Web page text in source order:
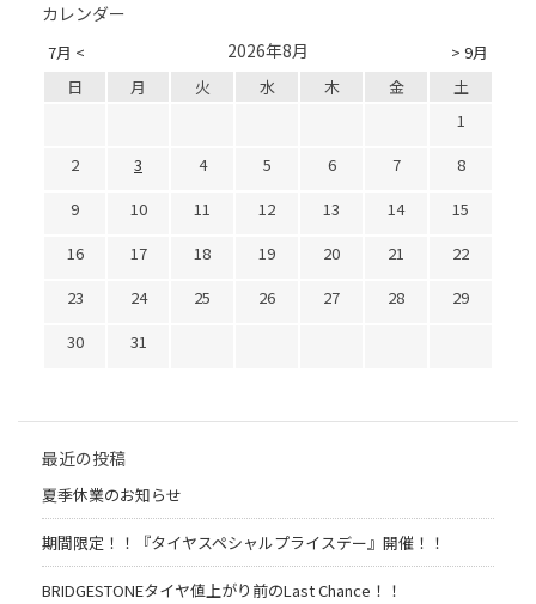
カレンダー
7月 < > 9月
2026年8月
日 月 火 水 木 金
土
1
2
3 4 5 6 7
8
9
10 11 12 13 14
15
16
17 18 19 20 21
22
23
24 25 26 27 28
29
30
31
最近の投稿
夏季休業のお知らせ
期間限定！！『タイヤスペシャルプライスデー』開催！！
BRIDGESTONEタイヤ値上がり前のLast Chance！！